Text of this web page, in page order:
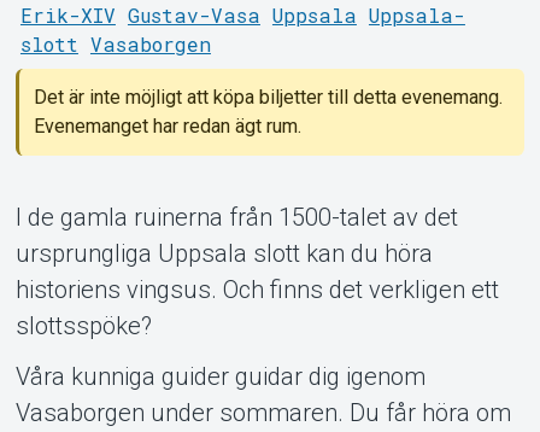
Om Tickster
Erik-XIV Gustav-Vasa Uppsala Uppsala-
slott Vasaborgen
Det är inte möjligt att köpa biljetter till detta evenemang.
Evenemanget har redan ägt rum.
I de gamla ruinerna från 1500-talet av det
ursprungliga Uppsala slott kan du höra
historiens vingsus. Och finns det verkligen ett
slottsspöke?
Våra kunniga guider guidar dig igenom
Vasaborgen under sommaren. Du får höra om